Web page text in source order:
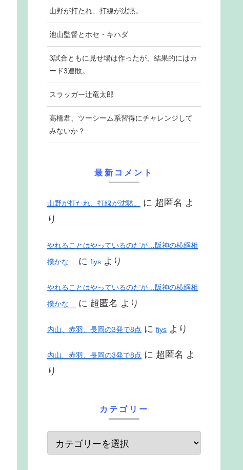
山野が打たれ、打線が沈黙。
池山監督とホセ・キハダ
3試合ともに見せ場は作ったが、結果的にはカ
ード3連敗。
スラッガー辻竜太郎
高橋君、ツーシーム系習得にチャレンジして
みないか？
最新コメント
山野が打たれ、打線が沈黙。 に 超匿名 よ
り
やれることはやっているのだが…阪神の横綱相
撲かな… に fiys より
やれることはやっているのだが…阪神の横綱相
撲かな… に 超匿名 より
内山、赤羽、長岡の3発で8点 に fiys より
内山、赤羽、長岡の3発で8点 に 超匿名 よ
り
カテゴリー